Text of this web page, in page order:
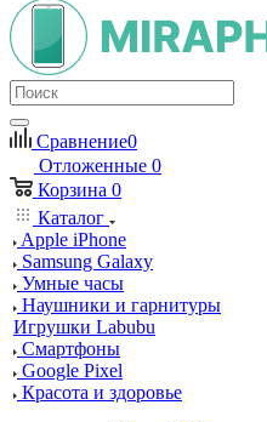
Сравнение0
Отложенные 0
Корзина 0
Каталог
Apple iPhone
Samsung Galaxy
Умные часы
Наушники и гарнитуры
Игрушки Labubu
Смартфоны
Google Pixel
Красота и здоровье